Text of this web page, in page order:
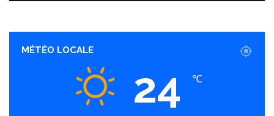
MÉTÉO LOCALE
24 ℃